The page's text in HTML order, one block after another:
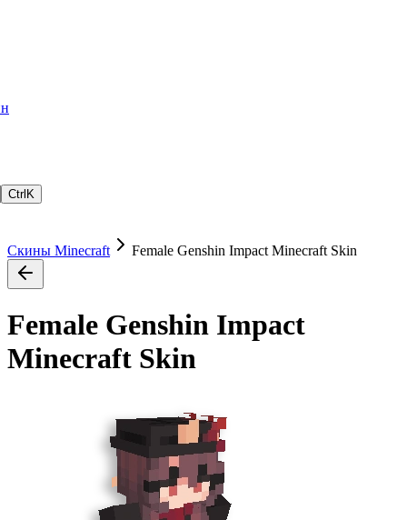
Ctrl K
Скины Minecraft Female Genshin Impact Minecraft Skin
Female Genshin Impact
Minecraft Skin